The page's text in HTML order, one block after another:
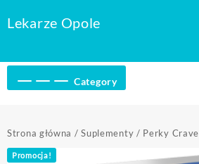
toLekarze Opole
Category
Strona główna /Suplementy / Perky Crave
Promocja!